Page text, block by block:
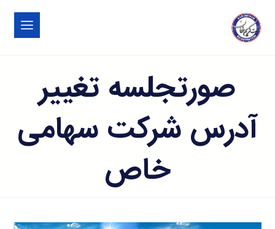
صورتجلسه تغییر
آدرس شرکت سهامی
خاص